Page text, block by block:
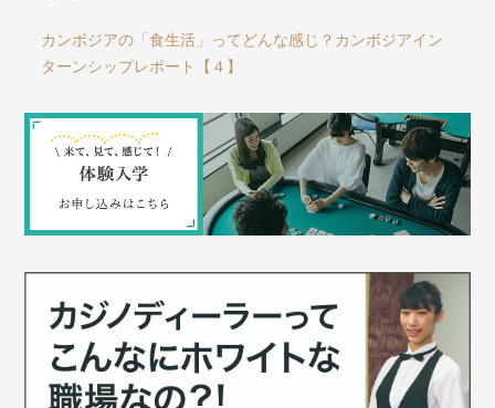
カンボジアの「食生活」ってどんな感じ？カンボジアイン
ターンシップレポート【４】